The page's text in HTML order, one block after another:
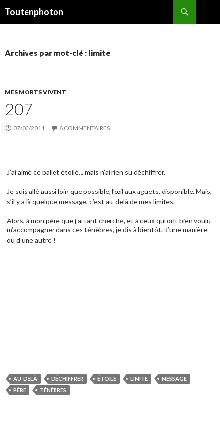
Toutenphoton
Archives par mot-clé : limite
MES MORTS VIVENT
207
07/03/2011 6 COMMENTAIRES
J’ai aimé ce ballet étoilé… mais n’ai rien su déchiffrer.
Je suis allé aussi loin que possible, l’œil aux aguets, disponible. Mais,
s’il y a là quelque message, c’est au-delà de mes limites.
Alors, à mon père que j’ai tant cherché, et à ceux qui ont bien voulu
m’accompagner dans ces ténèbres, je dis à bientôt, d’une manière
ou d’une autre !
AU-DELÀ DÉCHIFFRER ÉTOILE LIMITE
MESSAGE
PÈRE
TÉNÈBRES